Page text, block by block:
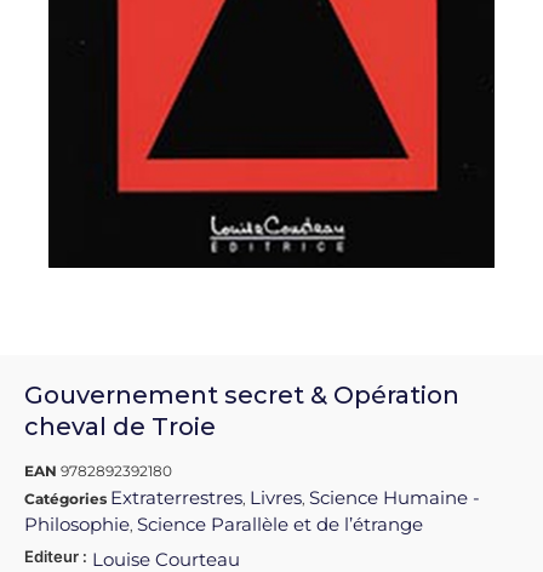
Gouvernement secret & Opération
cheval de Troie
EAN 9782892392180
Catégories Extraterrestres, Livres, Science Humaine -
Philosophie, Science Parallèle et de l’étrange
Editeur : Louise Courteau